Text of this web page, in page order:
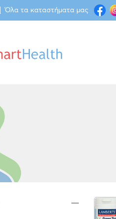
Όλα τα καταστήματα μας